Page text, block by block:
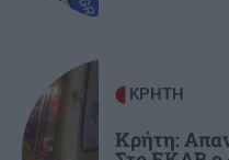
ΚΡΗΤΗ
Κρήτη: